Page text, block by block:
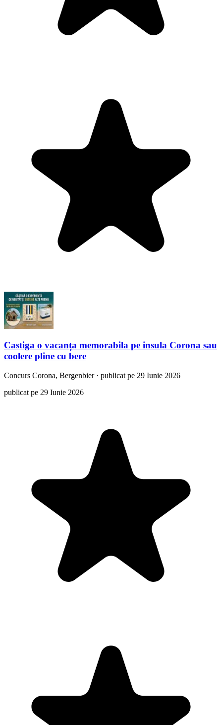
Castiga o vacanța memorabila pe insula Corona sau
coolere pline cu bere
Concurs Corona, Bergenbier· publicat pe 29 Iunie 2026
publicat pe 29 Iunie 2026